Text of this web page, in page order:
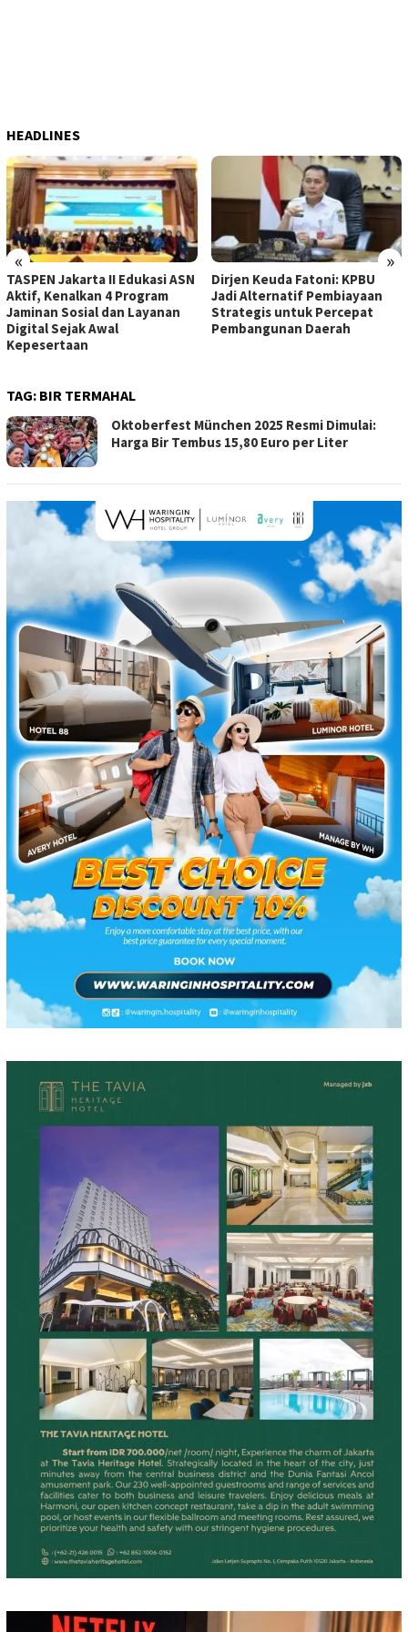
HEADLINES
« »
TASPEN Jakarta II Edukasi ASN
Aktif, Kenalkan 4 Program
Jaminan Sosial dan Layanan
Digital Sejak Awal
Kepesertaan
Dirjen Keuda Fatoni: KPBU
Jadi Alternatif Pembiayaan
Strategis untuk Percepat
Pembangunan Daerah
TAG: BIR TERMAHAL
Oktoberfest München 2025 Resmi Dimulai:
Harga Bir Tembus 15,80 Euro per Liter